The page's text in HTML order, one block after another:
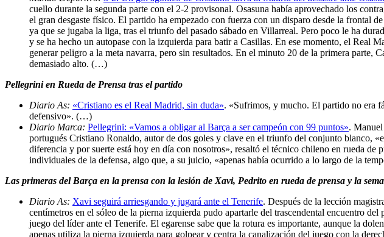
cuello durante la segunda parte con el 2-2 provisonal. Osasuna había aprovechado los
el gran desgaste físico. El partido ha empezado con fuerza con un disparo desde la frontal
ya que se jugaba la liga, tras el triunfo del pasado sábado en Villarreal. Pero poco le ha
y se ha hecho un autopase con la izquierda para batir a Casillas. En ese momento, el Real
generar peligro a la meta navarra, pero sin resultados. En el minuto 20 de la primera parte,
demasiado alto. (…)
Pellegrini en Rueda de Prensa tras el partido
Diario As: «Cristiano es el Real Madrid, sin duda». «Sufrimos, y mucho. El partido no era
defensivo». (…)
Diario Marca: Pellegrini: «Vamos a obligar al Barça a ser campeón con 99 puntos».
portugués Cristiano Ronaldo, autor de dos goles y clave en el triunfo del conjunto blanco,
diferencia y por suerte está hoy en día con nosotros», resaltó el técnico chileno en rueda
individuales de la defensa, algo que, a su juicio, «apenas había ocurrido a lo largo de la
Las primeras del Barça en la prensa con la lesión de Xavi, Pedrito en rueda de prensa y la
Diario As: Xavi seguirá arriesgando y jugará ante el Tenerife. Después de la lección
centímetros en el sóleo de la pierna izquierda pudo apartarle del trascendental encuentro
juego del líder ante el Tenerife. El egarense sabe que la rotura es importante, aunque la
apenas utiliza la pierna izquierda para golpear y centra la canalización del juego con la